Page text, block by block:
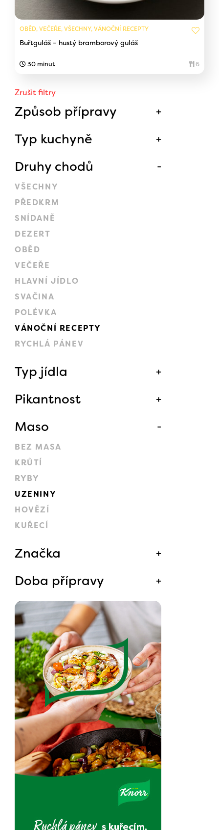
Zrušit filtry
Způsob přípravy
Typ kuchyně
Druhy chodů
VŠECHNY
PŘEDKRM
SNÍDANĚ
DEZERT
OBĚD
VEČEŘE
HLAVNÍ JÍDLO
SVAČINA
POLÉVKA
VÁNOČNÍ RECEPTY
RYCHLÁ PÁNEV
Typ jídla
Pikantnost
Maso
BEZ MASA
KRŮTÍ
RYBY
UZENINY
HOVĚZÍ
KUŘECÍ
Značka
Doba přípravy
OBĚD, VEČEŘE, VŠECHNY, VÁNOČNÍ RECEPTY
Buřtguláš – hustý bramborový guláš
30 minut 6